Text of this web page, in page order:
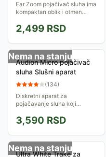
Ear Zoom pojačivač sluha ima
kompaktan oblik i otmen
Bluetooth bežičnim
slušalicama. Ovaj aparat je
idealan za sve osobe...
2,499 RSD
Nema na stanju
Audion Micro pojačivač
sluha Slušni aparat
(134)
Diskretni aparat za
pojačavanje sluha koji
talasa pojačava Vaš sluh do
30 puta! Ima sopstvenu
punjivu bateriju, dolazi...
3,590 RSD
Nema na stanju
Ultra White Trake za